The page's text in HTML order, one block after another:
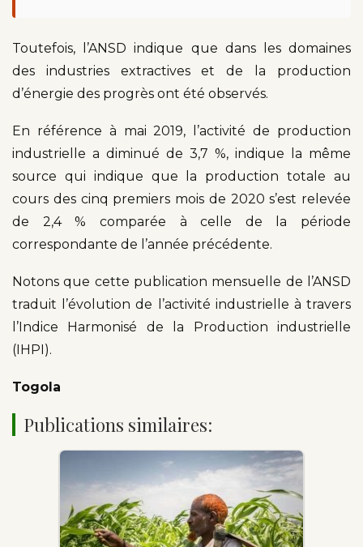
Toutefois, l’ANSD indique que dans les domaines
des industries extractives et de la production
d’énergie des progrès ont été observés.
En référence à mai 2019, l’activité de production
industrielle a diminué de 3,7 %, indique la même
source qui indique que la production totale au
cours des cinq premiers mois de 2020 s’est relevée
de 2,4 % comparée à celle de la période
correspondante de l’année précédente.
Notons que cette publication mensuelle de l’ANSD
traduit l’évolution de l’activité industrielle à travers
l’Indice Harmonisé de la Production industrielle
(IHPI).
Togola
Publications similaires: